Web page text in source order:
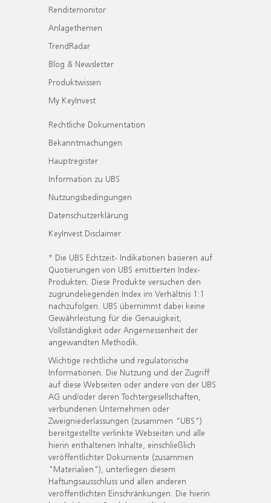
Renditemonitor
Anlagethemen
TrendRadar
Blog & Newsletter
Produktwissen
My KeyInvest
Rechtliche Dokumentation
Bekanntmachungen
Hauptregister
Information zu UBS
Nutzungsbedingungen
Datenschutzerklärung
KeyInvest Disclaimer
* Die UBS Echtzeit- Indikationen basieren auf
Quotierungen von UBS emittierten Index-
Produkten. Diese Produkte versuchen den
zugrundeliegenden Index im Verhältnis 1:1
nachzufolgen. UBS übernimmt dabei keine
Gewährleistung für die Genauigkeit,
Vollständigkeit oder Angemessenheit der
angewandten Methodik.
Wichtige rechtliche und regulatorische
Informationen. Die Nutzung und der Zugriff
auf diese Webseiten oder andere von der UBS
AG und/oder deren Tochtergesellschaften,
verbundenen Unternehmen oder
Zweigniederlassungen (zusammen "UBS")
bereitgestellte verlinkte Webseiten und alle
hierin enthaltenen Inhalte, einschließlich
veröffentlichter Dokumente (zusammen
"Materialien"), unterliegen diesem
Haftungsausschluss und allen anderen
veröffentlichten Einschränkungen. Die hierin